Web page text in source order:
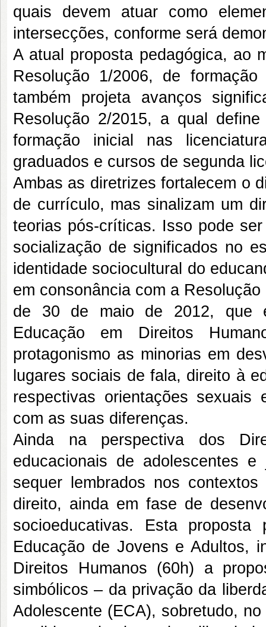
quais devem atuar como
intersecções, conforme será
A atual proposta pedagógica, ao
Resolução 1/2006, de
também projeta avanços
Resolução 2/2015, a qual
formação inicial nas
graduados e cursos de segunda
Ambas as diretrizes fortalecem o
de currículo, mas sinalizam um
teorias pós-críticas. Isso pode
socialização de significados no
identidade sociocultural do
em consonância com a Resolução
de 30 de maio de 2012, que
Educação em Direitos
protagonismo as minorias em
lugares sociais de fala, direito à
respectivas orientações sexuais
com as suas diferenças.
Ainda na perspectiva dos
educacionais de adolescentes
sequer lembrados nos
direito, ainda em fase de
socioeducativas. Esta
Educação de Jovens e Adultos,
Direitos Humanos (60h) a
simbólicos – da privação da
Adolescente (ECA), sobretudo,